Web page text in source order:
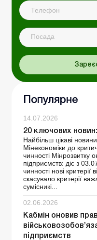
Посада
Популярне
14.07.2026
20 ключових
Найбільш цікаві
Мінекономіки до
чинності Мінрозвитку
підприємств: діє з
чинності нові
скасувало критерії
сумісникі...
02.06.2026
Кабмін оновив
підприємств